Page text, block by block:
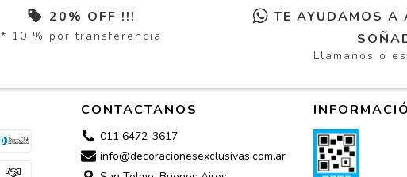
20% OFF !!!
* 10 % por transferencia
TE AYUDAMOS A
Llamanos o
CONTACTANOS
011 6472-3617
info@decoracionesexclusivas.com.ar